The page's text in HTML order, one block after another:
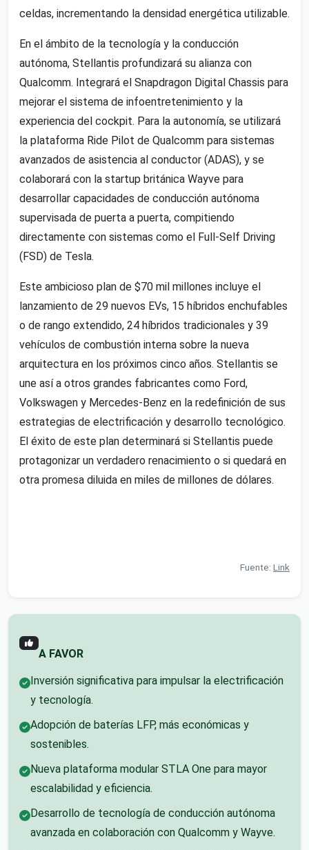
celdas, incrementando la densidad energética utilizable.
En el ámbito de la tecnología y la conducción
autónoma, Stellantis profundizará su alianza con
Qualcomm. Integrará el Snapdragon Digital Chassis para
mejorar el sistema de infoentretenimiento y la
experiencia del cockpit. Para la autonomía, se utilizará
la plataforma Ride Pilot de Qualcomm para sistemas
avanzados de asistencia al conductor (ADAS), y se
colaborará con la startup británica Wayve para
desarrollar capacidades de conducción autónoma
supervisada de puerta a puerta, compitiendo
directamente con sistemas como el Full-Self Driving
(FSD) de Tesla.
Este ambicioso plan de $70 mil millones incluye el
lanzamiento de 29 nuevos EVs, 15 híbridos enchufables
o de rango extendido, 24 híbridos tradicionales y 39
vehículos de combustión interna sobre la nueva
arquitectura en los próximos cinco años. Stellantis se
une así a otros grandes fabricantes como Ford,
Volkswagen y Mercedes-Benz en la redefinición de sus
estrategias de electrificación y desarrollo tecnológico.
El éxito de este plan determinará si Stellantis puede
protagonizar un verdadero renacimiento o si quedará en
otra promesa diluida en miles de millones de dólares.
Fuente: Link
A FAVOR
Inversión significativa para impulsar la electrificación
y tecnología.
Adopción de baterías LFP, más económicas y
sostenibles.
Nueva plataforma modular STLA One para mayor
escalabilidad y eficiencia.
Desarrollo de tecnología de conducción autónoma
avanzada en colaboración con Qualcomm y Wayve.